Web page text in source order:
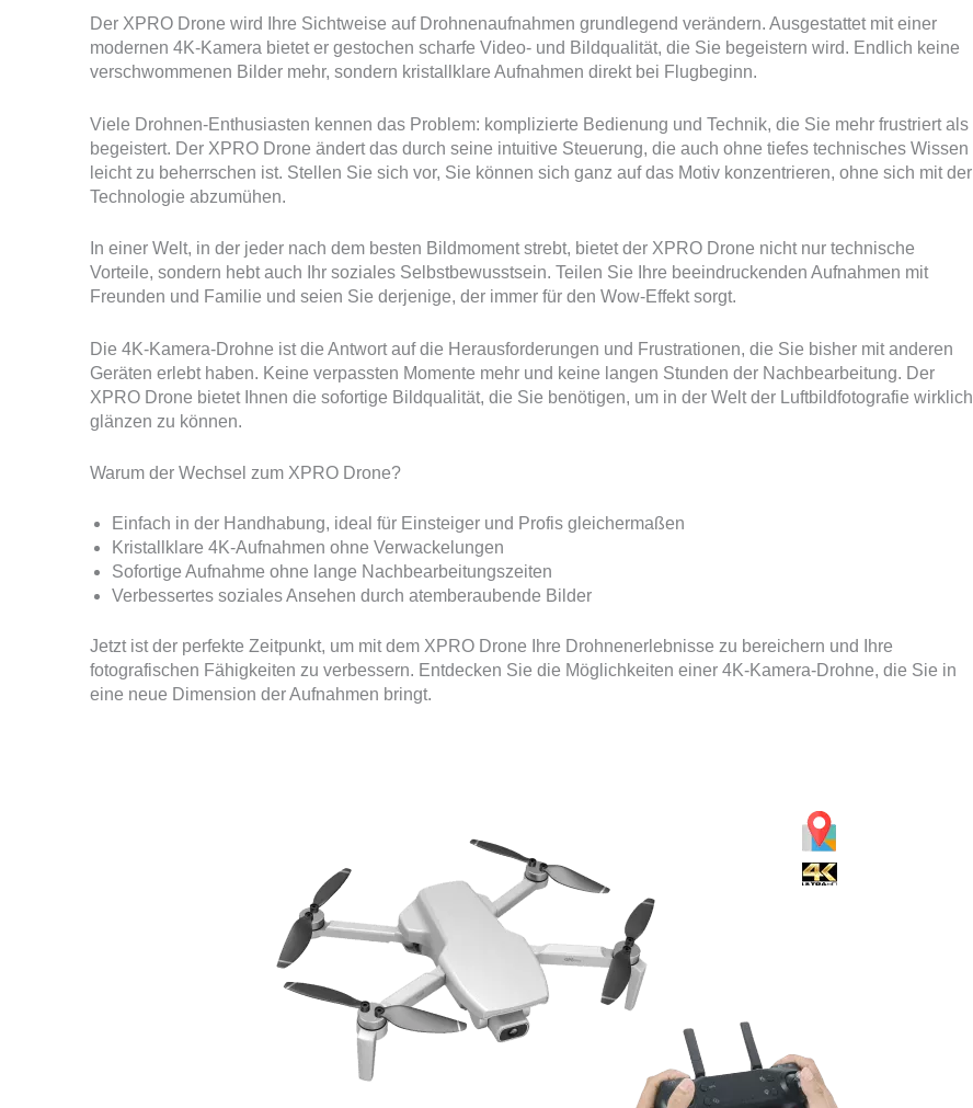
Der XPRO Drone wird Ihre Sichtweise auf Drohnenaufnahmen grundlegend verändern. Ausgestattet mit einer
modernen 4K-Kamera bietet er gestochen scharfe Video- und Bildqualität, die Sie begeistern wird. Endlich keine
verschwommenen Bilder mehr, sondern kristallklare Aufnahmen direkt bei Flugbeginn.
Viele Drohnen-Enthusiasten kennen das Problem: komplizierte Bedienung und Technik, die Sie mehr frustriert als
begeistert. Der XPRO Drone ändert das durch seine intuitive Steuerung, die auch ohne tiefes technisches Wissen
leicht zu beherrschen ist. Stellen Sie sich vor, Sie können sich ganz auf das Motiv konzentrieren, ohne sich mit der
Technologie abzumühen.
In einer Welt, in der jeder nach dem besten Bildmoment strebt, bietet der XPRO Drone nicht nur technische
Vorteile, sondern hebt auch Ihr soziales Selbstbewusstsein. Teilen Sie Ihre beeindruckenden Aufnahmen mit
Freunden und Familie und seien Sie derjenige, der immer für den Wow-Effekt sorgt.
Die 4K-Kamera-Drohne ist die Antwort auf die Herausforderungen und Frustrationen, die Sie bisher mit anderen
Geräten erlebt haben. Keine verpassten Momente mehr und keine langen Stunden der Nachbearbeitung. Der
XPRO Drone bietet Ihnen die sofortige Bildqualität, die Sie benötigen, um in der Welt der Luftbildfotografie wirklich
glänzen zu können.
Warum der Wechsel zum XPRO Drone?
Einfach in der Handhabung, ideal für Einsteiger und Profis gleichermaßen
Kristallklare 4K-Aufnahmen ohne Verwackelungen
Sofortige Aufnahme ohne lange Nachbearbeitungszeiten
Verbessertes soziales Ansehen durch atemberaubende Bilder
Jetzt ist der perfekte Zeitpunkt, um mit dem XPRO Drone Ihre Drohnenerlebnisse zu bereichern und Ihre
fotografischen Fähigkeiten zu verbessern. Entdecken Sie die Möglichkeiten einer 4K-Kamera-Drohne, die Sie in
eine neue Dimension der Aufnahmen bringt.